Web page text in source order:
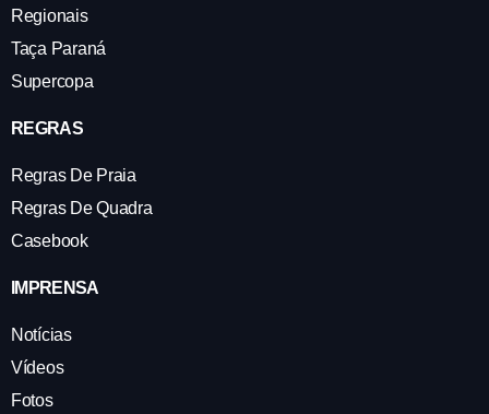
Regionais
Taça Paraná
Supercopa
REGRAS
Regras De Praia
Regras De Quadra
Casebook
IMPRENSA
Notícias
Vídeos
Fotos